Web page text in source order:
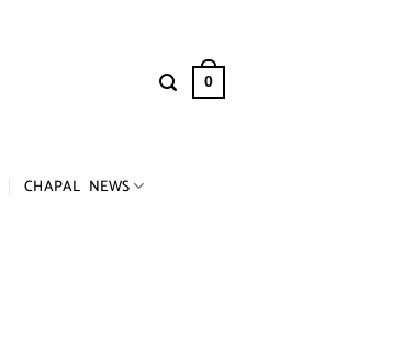
0
CHAPAL NEWS